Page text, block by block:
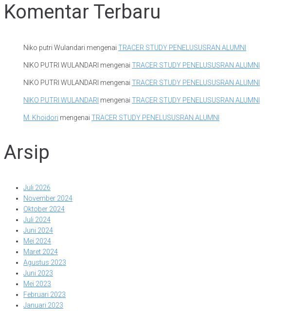
Komentar Terbaru
Niko putri Wulandari mengenai TRACER STUDY PENELUSUSRAN ALUMNI
NIKO PUTRI WULANDARI mengenai TRACER STUDY PENELUSUSRAN ALUMNI
NIKO PUTRI WULANDARI mengenai TRACER STUDY PENELUSUSRAN ALUMNI
NIKO PUTRI WULANDARI mengenai TRACER STUDY PENELUSUSRAN ALUMNI
M. Khoidori mengenai TRACER STUDY PENELUSUSRAN ALUMNI
Arsip
Juli 2026
November 2024
Oktober 2024
Juli 2024
Juni 2024
Mei 2024
Maret 2024
Agustus 2023
Juni 2023
Mei 2023
Februari 2023
Januari 2023